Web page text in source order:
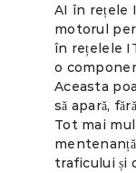
AI în rețele
motorul
în rețelele
o
Aceasta
să apară,
Tot mai
traficului și